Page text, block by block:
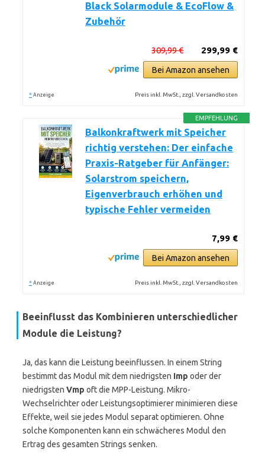
Black Solarmodule & EcoFlow &
Zubehör
299,99 €
309,99 €
Bei Amazon ansehen
* Anzeige Preis inkl. MwSt., zzgl. Versandkosten
EMPFEHLUNG
Balkonkraftwerk mit Speicher
richtig verstehen: Der einfache
Praxis-Ratgeber für Anfänger:
Solarstrom speichern,
Eigenverbrauch erhöhen und
typische Fehler vermeiden
7,99 €
Bei Amazon ansehen
* Anzeige Preis inkl. MwSt., zzgl. Versandkosten
Beeinflusst das Kombinieren unterschiedlicher
Module die Leistung?
Ja, das kann die Leistung beeinflussen. In einem String
bestimmt das Modul mit dem niedrigsten Imp oder der
niedrigsten Vmp oft die MPP-Leistung. Mikro-
Wechselrichter oder Leistungsoptimierer minimieren diese
Effekte, weil sie jedes Modul separat optimieren. Ohne
solche Komponenten kann ein schwächeres Modul den
Ertrag des gesamten Strings senken.